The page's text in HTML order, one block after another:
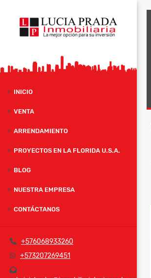
INICIO
VENTA
ARRENDAMIENTO
PROYECTOS EN LA FLORIDA U.S.A.
BLOG
NUESTRA EMPRESA
CONTÁCTANOS
+576068933260
+573207269451